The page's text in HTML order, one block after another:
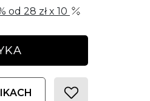
od 28 złx 10